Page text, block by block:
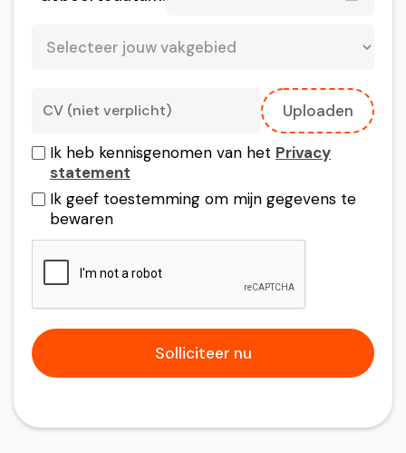
CV (niet verplicht) Uploaden
Ik heb kennisgenomen van het Privacy
statement
Ik geef toestemming om mijn gegevens te
bewaren